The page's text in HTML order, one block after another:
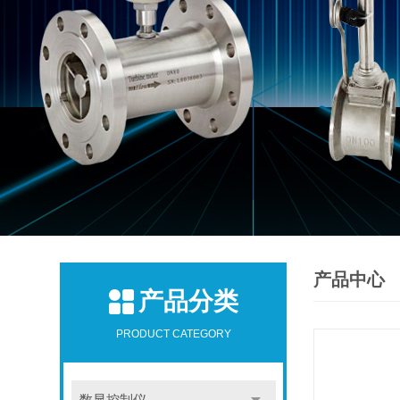
产品分类
PRODUCT CATEGORY
产品中心